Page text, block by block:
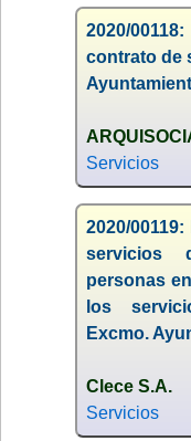
2020/
contrato de
Servicios
2020/
servicios
personas
los
Excmo.
Clece S.A.
Servicios